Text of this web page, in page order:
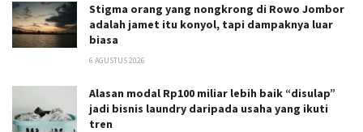
Stigma orang yang nongkrong di Rowo Jombor
adalah jamet itu konyol, tapi dampaknya luar
biasa
6 AGUSTUS 2026
Alasan modal Rp100 miliar lebih baik “disulap”
jadi bisnis laundry daripada usaha yang ikuti
tren